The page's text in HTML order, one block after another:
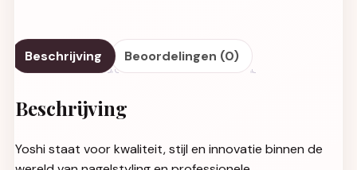
Beschrijving Beoordelingen (0)
Beschrijving
Yoshi staat voor kwaliteit, stijl en innovatie binnen de